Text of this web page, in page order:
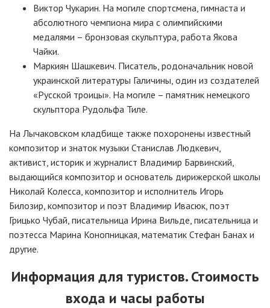
Виктор Чукарин. На могиле спортсмена, гимнаста и
абсолютного чемпиона мира с олимпийскими
медалями – бронзовая скульптура, работа Якова
Чайки.
Маркиян Шашкевич. Писатель, родоначальник новой
украинской литературы Галичины, один из создателей
«Русской троицы». На могиле – памятник немецкого
скульптора Рудольфа Тиле.
На Лычаковском кладбище также похоронены известный
композитор и знаток музыки Станислав Людкевич,
активист, историк и журналист Владимир Барвинский,
выдающийся композитор и основатель дирижерской школы
Николай Колесса, композитор и исполнитель Игорь
Билозир, композитор и поэт Владимир Ивасюк, поэт
Грицько Чубай, писательница Ирина Вильде, писательница и
поэтесса Марина Конопницкая, математик Стефан Банах и
другие.
Информация для туристов.Стоимость
входа и часы работы